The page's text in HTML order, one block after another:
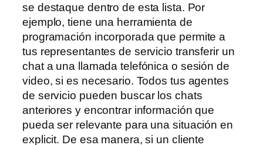
se destaque dentro de esta lista. Por
ejemplo, tiene una herramienta de
programación incorporada que permite a
tus representantes de servicio transferir un
chat a una llamada telefónica o sesión de
video, si es necesario. Todos tus agentes
de servicio pueden buscar los chats
anteriores y encontrar información que
pueda ser relevante para una situación en
explicit. De esa manera, si un cliente